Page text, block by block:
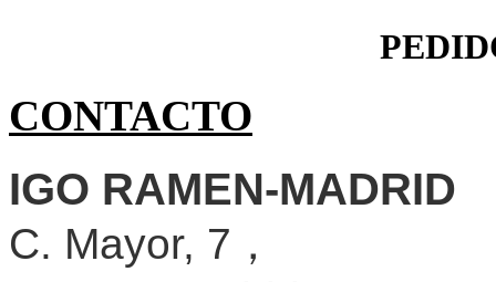
CONTACTO
IGO RAMEN-MADRID
C. Mayor, 7，